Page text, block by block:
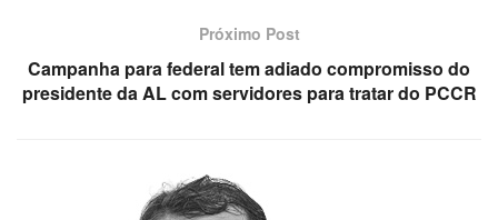
Próximo Post
Campanha para federal tem adiado compromisso do
presidente da AL com servidores para tratar do PCCR